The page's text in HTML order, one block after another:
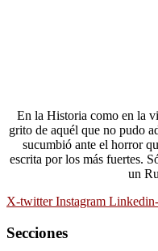
En la Historia como en la
grito de aquél que no pudo
sucumbió ante el horror
escrita por los más fuertes.
un
X-twitter Instagram
Secciones